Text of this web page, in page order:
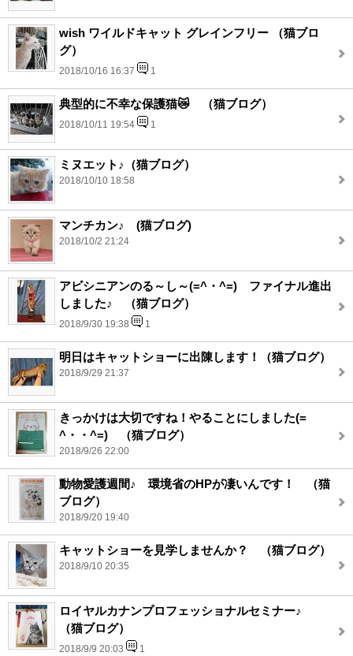
wish ワイルドキャット グレインフリー （猫ブロ
グ）
2018/10/16 16:37 1
典型的に不幸な保護猫😿 （猫ブログ）
2018/10/11 19:54 1
ミヌエット♪（猫ブログ）
2018/10/10 18:58
マンチカン♪ (猫ブログ)
2018/10/2 21:24
アビシニアンのる～し～(=^・^=) ファイナル進出
しました♪ （猫ブログ）
2018/9/30 19:38 1
明日はキャットショーに出陳します！（猫ブログ）
2018/9/29 21:37
きっかけは大切ですね！やることにしました(=
^・・^=) （猫ブログ）
2018/9/26 22:00
動物愛護週間♪ 環境省のHPが凄いんです！ （猫
ブログ）
2018/9/20 19:40
キャットショーを見学しませんか？ （猫ブログ）
2018/9/10 20:35
ロイヤルカナンプロフェッショナルセミナー♪
（猫ブログ）
2018/9/9 20:03 1